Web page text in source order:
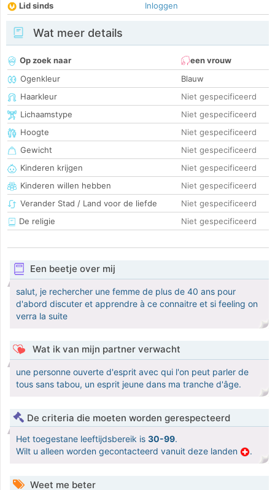
Lid sinds
Inloggen
Wat meer details
Op zoek naar
een vrouw
Ogenkleur
Blauw
Haarkleur
Niet gespecificeerd
Lichaamstype
Niet gespecificeerd
Hoogte
Niet gespecificeerd
Gewicht
Niet gespecificeerd
Kinderen krijgen
Niet gespecificeerd
Kinderen willen hebben
Niet gespecificeerd
Verander Stad / Land voor de liefde
Niet gespecificeerd
De religie
Niet gespecificeerd
Een beetje over mij
salut, je rechercher une femme de plus de 40 ans pour
d'abord discuter et apprendre à ce connaitre et si feeling on
verra la suite
Wat ik van mijn partner verwacht
une personne ouverte d'esprit avec qui l'on peut parler de
tous sans tabou, un esprit jeune dans ma tranche d'âge.
De criteria die moeten worden gerespecteerd
Het toegestane leeftijdsbereik is 30-99.
Wilt u alleen worden gecontacteerd vanuit deze landen
.
Weet me beter